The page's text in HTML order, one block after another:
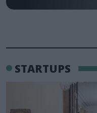
STARTUPS